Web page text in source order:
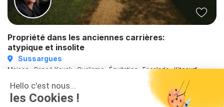
Hello c'est nous...
les Cookies !
Propriété dans les anciennes carrières:
atypique et insolite
Sussargues
Maison · Canoë Kayak · Cyclisme · Équitation · Escalade · Kitesurf ·
Natation · Plongée · Randonnée · Running · Surf · Tennis · Voile · VTT ·
Windsurf · Wing Foil · Yoga
8 Personnes·4 Chambres